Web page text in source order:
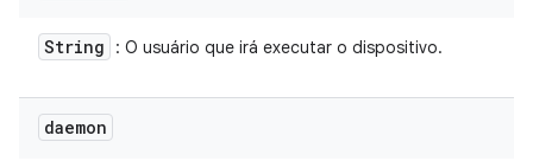
String : O usuário que irá executar o dispositivo.
daemon